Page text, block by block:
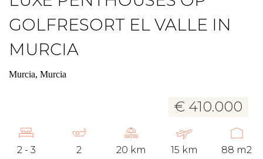
GOLFRESORT EL VALLE IN
MURCIA
Murcia, Murcia
€ 410.000
2 - 3 2 20 km 15 km 88 m2